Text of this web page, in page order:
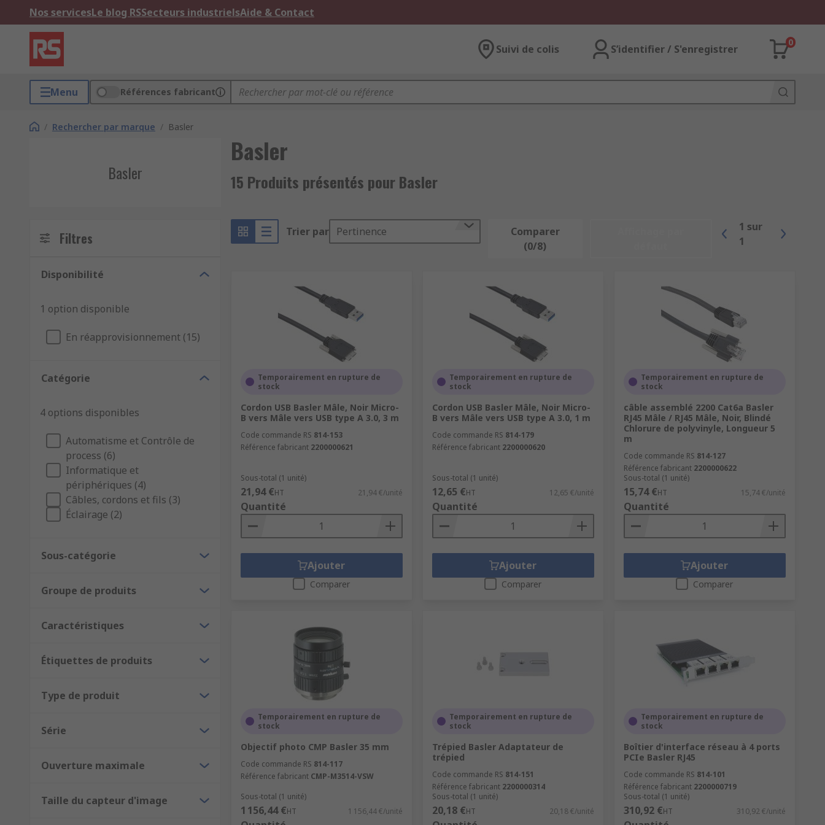
Nos servicesLe blog RSSecteurs industrielsAide & Contact
Suivi de colis S’identifier / S'enregistrer
0
Menu Références fabricant
/ Rechercher par marque / Basler
Basler
Basler
15 Produits présentés pour Basler
Filtres
Disponibilité
1 option disponible
En réapprovisionnement (15)
Catégorie
4 options disponibles
Automatisme et Contrôle de
process (6)
Informatique et
périphériques (4)
Câbles, cordons et fils (3)
Éclairage (2)
Sous-catégorie
Groupe de produits
Caractéristiques
Étiquettes de produits
Type de produit
Série
Ouverture maximale
Taille du capteur d'image
Trier par Pertinence
Comparer
(0/8)
1 sur
1
Temporairement en rupture de
stock
Cordon USB Basler Mâle, Noir Micro-
B vers Mâle vers USB type A 3.0, 3 m
Code commande RS 814-153
Référence fabricant 2200000621
Sous-total (1 unité)
21,94 €HT 21,94 €/unité
Quantité
Ajouter
Comparer
Temporairement en rupture de
stock
Cordon USB Basler Mâle, Noir Micro-
B vers Mâle vers USB type A 3.0, 1 m
Code commande RS 814-179
Référence fabricant 2200000620
Sous-total (1 unité)
12,65 €HT 12,65 €/unité
Quantité
Ajouter
Comparer
Temporairement en rupture de
stock
câble assemblé 2200 Cat6a Basler
RJ45 Mâle / RJ45 Mâle, Noir, Blindé
Chlorure de polyvinyle, Longueur 5
m
Code commande RS 814-127
Référence fabricant 2200000622
Sous-total (1 unité)
15,74 €HT 15,74 €/unité
Quantité
Ajouter
Comparer
Temporairement en rupture de
stock
Objectif photo CMP Basler 35 mm
Code commande RS 814-117
Référence fabricant CMP-M3514-VSW
Sous-total (1 unité)
1 156,44 €HT 1 156,44 €/unité
Temporairement en rupture de
stock
Trépied Basler Adaptateur de
trépied
Code commande RS 814-151
Référence fabricant 2200000314
Sous-total (1 unité)
20,18 €HT 20,18 €/unité
Temporairement en rupture de
stock
Boîtier d'interface réseau à 4 ports
PCIe Basler RJ45
Code commande RS 814-101
Référence fabricant 2200000719
Sous-total (1 unité)
310,92 €HT 310,92 €/unité